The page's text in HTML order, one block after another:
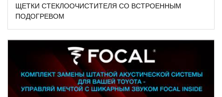
ЩЕТКИ СТЕКЛООЧИСТИТЕЛЯ СО ВСТРОЕННЫМ
ПОДОГРЕВОМ